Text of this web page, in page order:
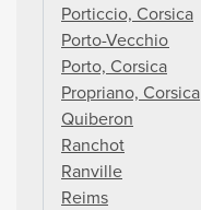
Porticcio, Corsica
Porto-Vecchio
Porto, Corsica
Propriano, Corsica
Quiberon
Ranchot
Ranville
Reims